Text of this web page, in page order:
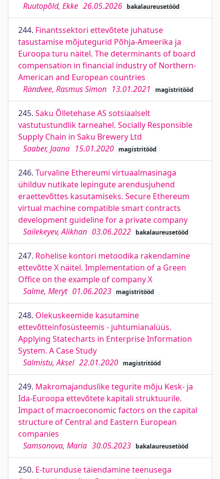
Ruutopõld, Ekke 26.05.2026 bakalaureusetööd
244. Finantssektori ettevõtete juhatuse
tasustamise mõjutegurid Põhja-Ameerika ja
Euroopa turu näitel. The determinants of board
compensation in financial industry of Northern-
American and European countries
Rändvee, Rasmus Simon 13.01.2021 magistritööd
245. Saku Õlletehase AS sotsiaalselt
vastutustundlik tarneahel. Socially Responsible
Supply Chain in Saku Brewery Ltd
Saaber, Jaana 15.01.2020 magistritööd
246. Turvaline Ethereumi virtuaalmasinaga
ühilduv nutikate lepingute arendusjuhend
eraettevõttes kasutamiseks. Secure Ethereum
virtual machine compatible smart contracts
development guideline for a private company
Sailekeyev, Alikhan 03.06.2022 bakalaureusetööd
247. Rohelise kontori metoodika rakendamine
ettevõtte X näitel. Implementation of a Green
Office on the example of company X
Salme, Meryt 01.06.2023 magistritööd
248. Olekuskeemide kasutamine
ettevõtteinfosüsteemis - juhtumianalüüs.
Applying Statecharts in Enterprise Information
System. A Case Study
Salmistu, Aksel 22.01.2020 magistritööd
249. Makromajanduslike tegurite mõju Kesk- ja
Ida-Euroopa ettevõtete kapitali struktuurile.
Impact of macroeconomic factors on the capital
structure of Central and Eastern European
companies
Samsonova, Maria 30.05.2023 bakalaureusetööd
250. E-turunduse täiendamine teenusega